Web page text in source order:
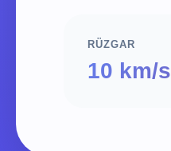
RÜZGAR
10 km/s